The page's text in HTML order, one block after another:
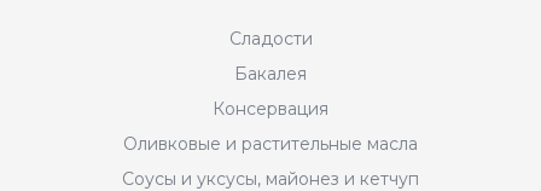
Сладости
Бакалея
Консервация
Оливковые и растительные масла
Соусы и уксусы, майонез и кетчуп